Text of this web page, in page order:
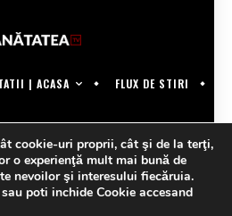
| ACASA
FLUX DE STIRI
cookie-uri proprii, cât şi de la terţi,
o experienţă mult mai bună de
nevoilor şi interesului fiecăruia.
poti inchide Cookie accesand